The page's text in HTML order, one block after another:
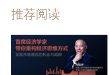
推荐阅读